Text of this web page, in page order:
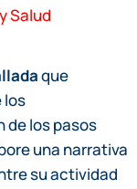
Salud
que
los
los pasos
una narrativa
su actividad